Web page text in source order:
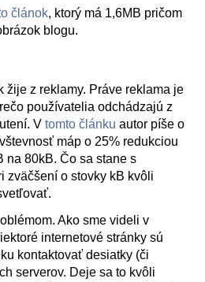
článok, ktorý má 1,6MB pričom
blogu.
žije z reklamy. Práve reklama je
používatelia odchádzajú z
V tomto článku autor píše o
máp o 25% redukciou
na 80kB. Čo sa stane s
zväčšení o stovky kB kvôli
Ako sme videli v
internetové stránky sú
kontaktovať desiatky (či
serverov. Deje sa to kvôli